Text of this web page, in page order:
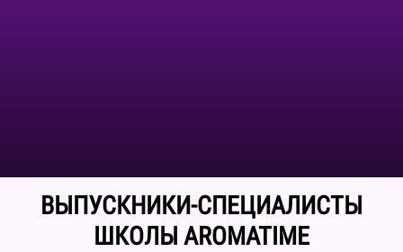
ВЫПУСКНИКИ-СПЕЦИАЛИСТЫ
ШКОЛЫ AROMATIME